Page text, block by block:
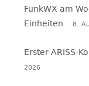
FunkWX am
Einheiten
8.
Erster ARISS-
2026